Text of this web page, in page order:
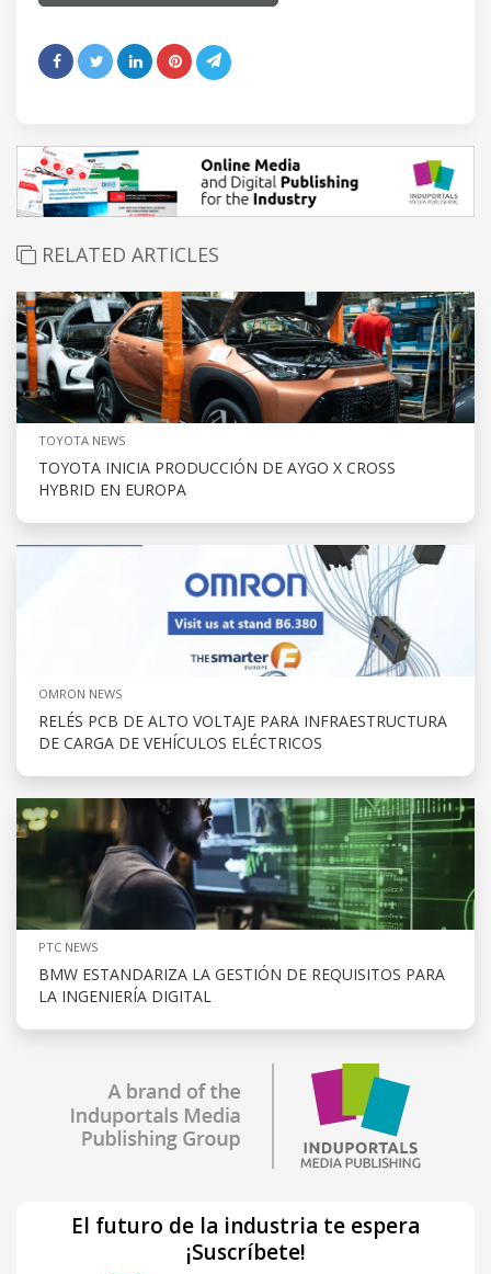
RELATED ARTICLES
TOYOTA NEWS
TOYOTA INICIA PRODUCCIÓN DE AYGO X CROSS
HYBRID EN EUROPA
OMRON NEWS
RELÉS PCB DE ALTO VOLTAJE PARA INFRAESTRUCTURA
DE CARGA DE VEHÍCULOS ELÉCTRICOS
PTC NEWS
BMW ESTANDARIZA LA GESTIÓN DE REQUISITOS PARA
LA INGENIERÍA DIGITAL
El futuro de la industria te espera
¡Suscríbete!